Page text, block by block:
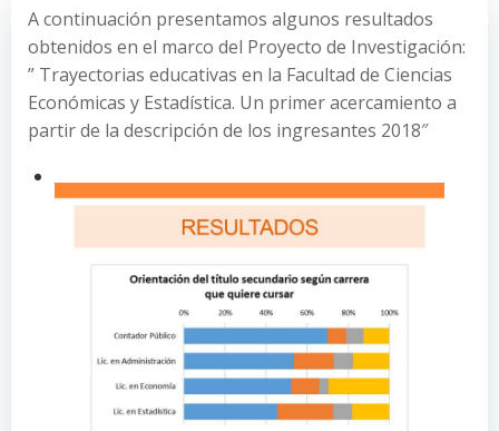
A continuación presentamos algunos resultados
obtenidos en el marco del Proyecto de Investigación:
” Trayectorias educativas en la Facultad de Ciencias
Económicas y Estadística. Un primer acercamiento a
partir de la descripción de los ingresantes 2018″